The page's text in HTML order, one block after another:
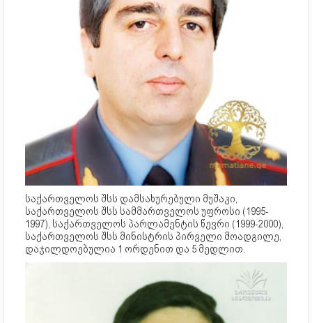
საქართველოს შსს დამსახურებული მუშაკი,
საქართველოს შსს სამმართველოს უფროსი (1995-
1997), საქართველოს პარლამენტის წევრი (1999-2000),
საქართველოს შსს მინისტრის პირველი მოადგილე,
დაჯილდოებულია 1 ორდენით და 5 მედლით.